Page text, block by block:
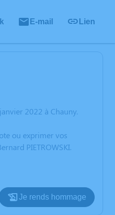
E-mail Lien
2022 à Chauny.
ou exprimer vos
PIETROWSKI.
Je rends hommage